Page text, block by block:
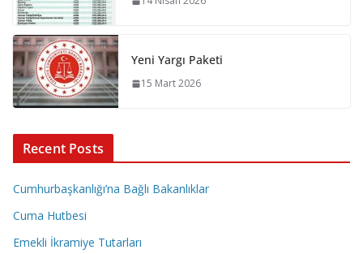
Yeni Yargı Paketi
15 Mart 2026
Recent Posts
Cumhurbaşkanlığı’na Bağlı Bakanlıklar
Cuma Hutbesi
Emekli İkramiye Tutarları